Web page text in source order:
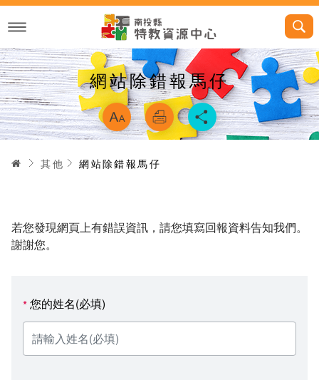
跳
主
內
容
網站除錯報馬仔 略過字型切換
首頁其他 網站除錯報馬仔
若您發現網頁上有錯誤資訊，請您填寫回報資料告知我們。
謝謝您。
*您的姓名(必填)